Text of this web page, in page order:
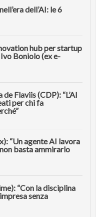
dell’AI: le 6
hub per startup
Boniolo (ex e-
Flaviis (CDP): “L’AI
per chi fa
“Un agente AI lavora
basta ammirarlo
“Con la disciplina
senza